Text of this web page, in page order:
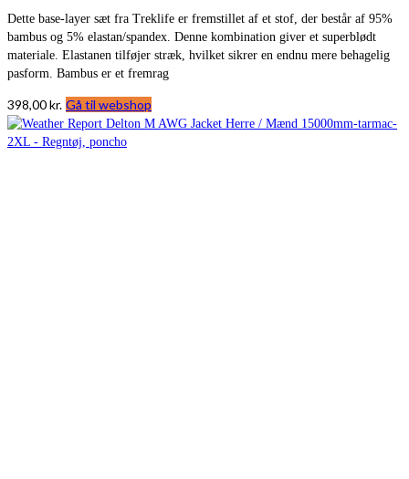
Dette base-layer sæt fra Treklife er fremstillet af et stof, der består af 95%
bambus og 5% elastan/spandex. Denne kombination giver et superblødt
materiale. Elastanen tilføjer stræk, hvilket sikrer en endnu mere behagelig
pasform. Bambus er et fremrag
398,00kr. Gå til webshop